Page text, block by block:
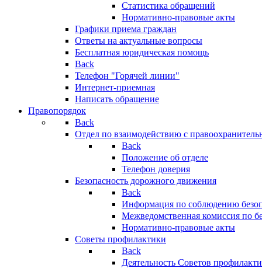
Статистика обращений
Нормативно-правовые акты
Графики приема граждан
Ответы на актуальные вопросы
Бесплатная юридическая помощь
Back
Телефон "Горячей линии"
Интернет-приемная
Написать обращение
Правопорядок
Back
Отдел по взаимодействию с
Back
Положение об отделе
Телефон доверия
Безопасность дорожного движения
Back
Информация по соблюдению
Межведомственная комиссия по
Нормативно-правовые акты
Советы профилактики
Back
Деятельность Советов